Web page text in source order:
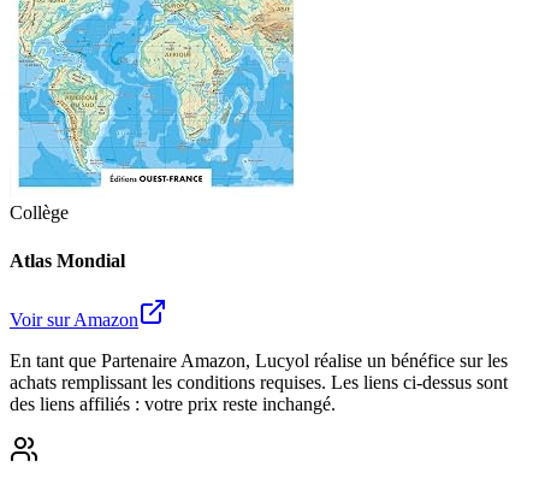
Collège
Atlas Mondial
Voir sur Amazon
En tant que Partenaire Amazon, Lucyol réalise un bénéfice sur les
achats remplissant les conditions requises. Les liens ci-dessus sont
des liens affiliés : votre prix reste inchangé.